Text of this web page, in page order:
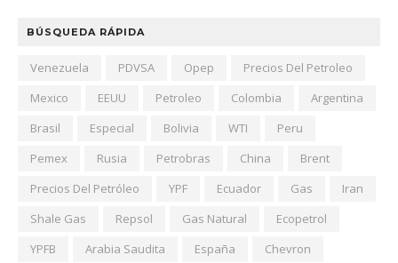
BÚSQUEDA RÁPIDA
Venezuela PDVSA Opep
Precios Del Petroleo
Mexico
EEUU Petroleo Colombia
Argentina
Brasil
Especial Bolivia WTI
Peru
Pemex
Rusia Petrobras China
Brent
Precios Del Petróleo
YPF Ecuador Gas
Iran
Shale Gas
Repsol Gas Natural
Ecopetrol
YPFB
Arabia Saudita España
Chevron